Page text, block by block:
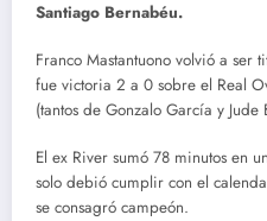
Santiago Bernabéu.
Franco Mastantuono volvió a
fue victoria 2 a 0 sobre el Real
(tantos de Gonzalo García y Jude
El ex River sumó 78 minutos en
solo debió cumplir con el
se consagró campeón.